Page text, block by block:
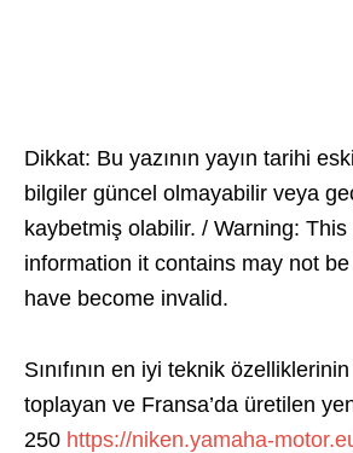
Dikkat: Bu yazının yayın tarihi
bilgiler güncel olmayabilir veya
kaybetmiş olabilir. / Warning:
information it contains may not
have become invalid.
Sınıfının en iyi teknik
toplayan ve Fransa’da üretilen
250 https://niken.yamaha-